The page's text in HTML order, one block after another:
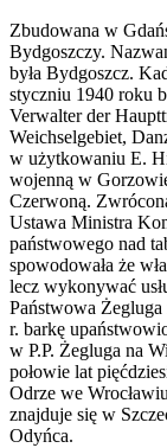
Zbudowana w
Bydgoszczy.
była Bydgoszcz.
styczniu 1940 roku
Verwalter der
Weichselgebiet,
w użytkowaniu E.
wojenną w
Czerwoną.
Ustawa Ministra
państwowego nad
spowodowała że
lecz wykonywać
Państwowa
r. barkę
w P.P. Żegluga na
połowie lat
Odrze we
znajduje się w
Odyńca.